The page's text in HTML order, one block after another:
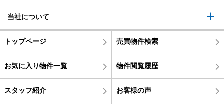
当社について
トップページ 売買物件検索
お気に入り物件一覧 物件閲覧履歴
スタッフ紹介 お客様の声